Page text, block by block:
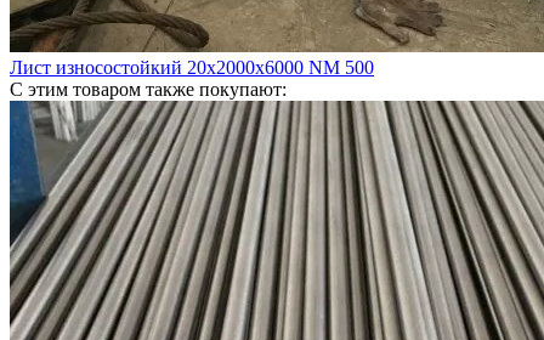
Лист износостойкий 20х2000х6000 NM 500
С этим товаром также покупают: